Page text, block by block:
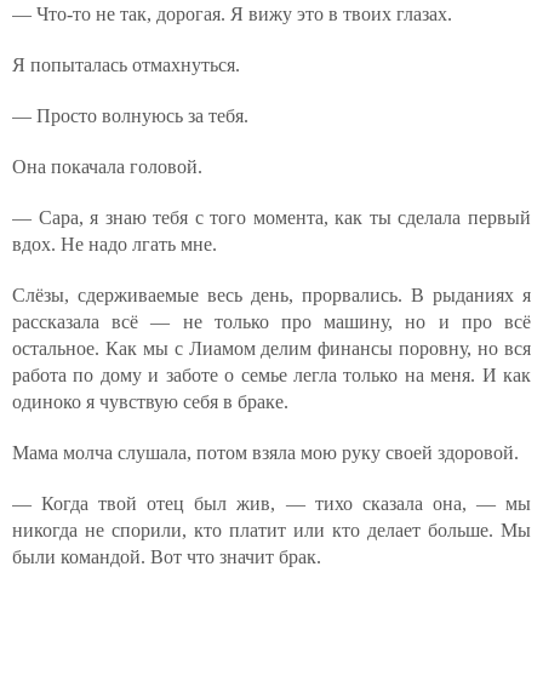
— Что-то не так, дорогая. Я вижу это в твоих глазах.
Я попыталась отмахнуться.
— Просто волнуюсь за тебя.
Она покачала головой.
— Сара, я знаю тебя с того момента, как ты сделала первый
вдох. Не надо лгать мне.
Слёзы, сдерживаемые весь день, прорвались. В рыданиях я
рассказала всё — не только про машину, но и про всё
остальное. Как мы с Лиамом делим финансы поровну, но вся
работа по дому и заботе о семье легла только на меня. И как
одиноко я чувствую себя в браке.
Мама молча слушала, потом взяла мою руку своей здоровой.
— Когда твой отец был жив, — тихо сказала она, — мы
никогда не спорили, кто платит или кто делает больше. Мы
были командой. Вот что значит брак.